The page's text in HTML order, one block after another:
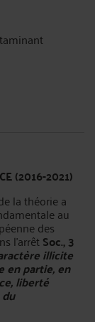
(2016-2021)
la théorie a
au
des
l'arrêtSoc., 3
illicite
en partie, en
liberté